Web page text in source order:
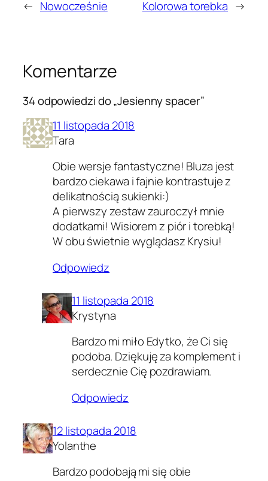
← Nowocześnie Kolorowa torebka →
Komentarze
34 odpowiedzi do „Jesienny spacer”
11 listopada 2018
Tara
Obie wersje fantastyczne! Bluza jest
bardzo ciekawa i fajnie kontrastuje z
delikatnością sukienki:)
A pierwszy zestaw zauroczył mnie
dodatkami! Wisiorem z piór i torebką!
W obu świetnie wyglądasz Krysiu!
Odpowiedz
11 listopada 2018
Krystyna
Bardzo mi miło Edytko, że Ci się
podoba. Dziękuję za komplement i
serdecznie Cię pozdrawiam.
Odpowiedz
12 listopada 2018
Yolanthe
Bardzo podobają mi się obie